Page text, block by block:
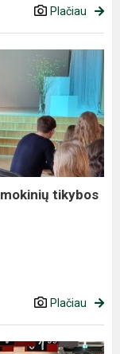
Plačiau
tikybos
Plačiau